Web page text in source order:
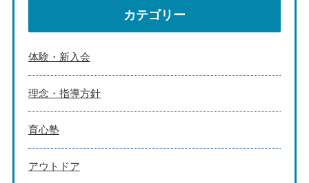
カテゴリー
体験・新入会
理念・指導方針
育心塾
アウトドア